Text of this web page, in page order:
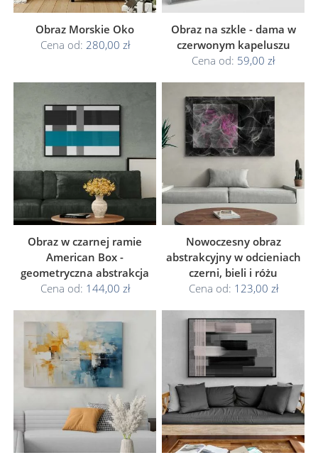
Obraz Morskie Oko
Cena od: 280,00 zł
Obraz na szkle - dama w
czerwonym kapeluszu
Cena od: 59,00 zł
Obraz w czarnej ramie
American Box -
geometryczna abstrakcja
Cena od: 144,00 zł
Nowoczesny obraz
abstrakcyjny w odcieniach
czerni, bieli i różu
Cena od: 123,00 zł